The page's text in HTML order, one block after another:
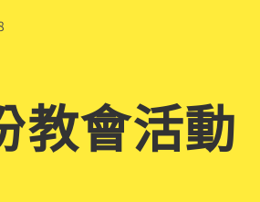
教會活動